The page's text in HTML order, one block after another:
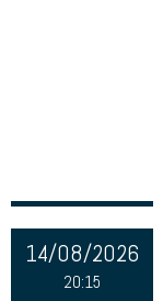
14/08/2026
20:15